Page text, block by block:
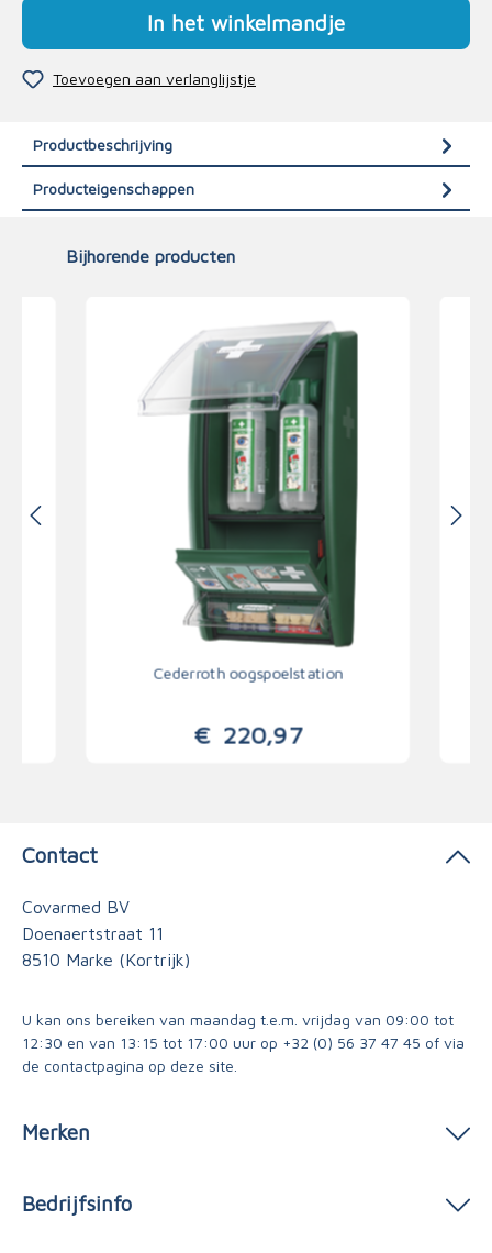
In het winkelmandje
Toevoegen aan verlanglijstje
Productbeschrijving
Producteigenschappen
Bijhorende producten
Cederroth oogspoelstation
€220,97
Contact
Covarmed BV
Doenaertstraat 11
8510 Marke (Kortrijk)
U kan ons bereiken van maandag t.e.m. vrijdag van 09:00 tot
12:30 en van 13:15 tot 17:00 uur op +32 (0) 56 37 47 45 of via
de contactpagina op deze site.
Merken
Bedrijfsinfo